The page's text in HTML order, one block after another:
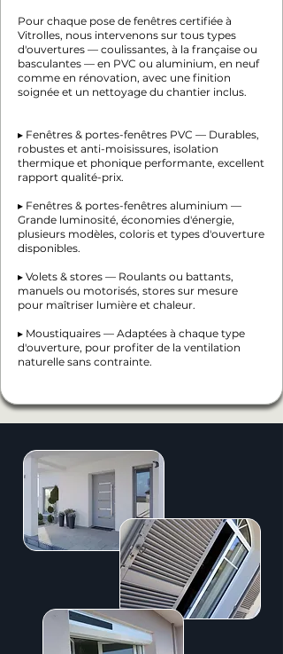
Pour chaque pose de fenêtres certifiée à
Vitrolles, nous intervenons sur tous types
d'ouvertures — coulissantes, à la française ou
basculantes — en PVC ou aluminium, en neuf
comme en rénovation, avec une finition
soignée et un nettoyage du chantier inclus.
▸ Fenêtres & portes-fenêtres PVC — Durables,
robustes et anti-moisissures, isolation
thermique et phonique performante, excellent
rapport qualité-prix.
▸ Fenêtres & portes-fenêtres aluminium —
Grande luminosité, économies d'énergie,
plusieurs modèles, coloris et types d'ouverture
disponibles.
▸ Volets & stores — Roulants ou battants,
manuels ou motorisés, stores sur mesure
pour maîtriser lumière et chaleur.
▸ Moustiquaires — Adaptées à chaque type
d'ouverture, pour profiter de la ventilation
naturelle sans contrainte.